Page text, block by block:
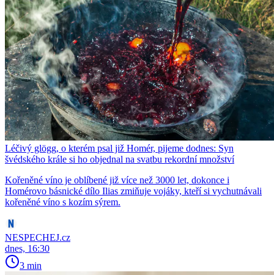
Léčivý glögg, o kterém psal již Homér, pijeme dodnes: Syn
švédského krále si ho objednal na svatbu rekordní množství
Kořeněné víno je oblíbené již více než 3000 let, dokonce i
Homérovo básnické dílo Ilias zmiňuje vojáky, kteří si vychutnávali
kořeněné víno s kozím sýrem.
NESPECHEJ.cz
dnes, 16:30
3 min